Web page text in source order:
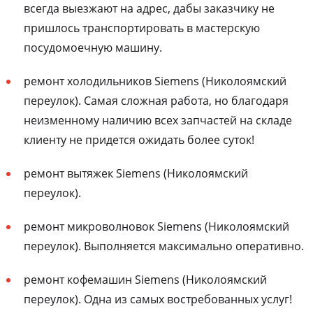
всегда выезжают на адрес, дабы заказчику не
пришлось транспортировать в мастерскую
посудомоечную машину.
ремонт холодильников Siemens (Николоямский
переулок). Самая сложная работа, но благодаря
неизменному наличию всех запчастей на складе
клиенту не придется ожидать более суток!
ремонт вытяжек Siemens (Николоямский
переулок).
ремонт микроволновок Siemens (Николоямский
переулок). Выполняется максимально оперативно.
ремонт кофемашин Siemens (Николоямский
переулок). Одна из самых востребованных услуг!